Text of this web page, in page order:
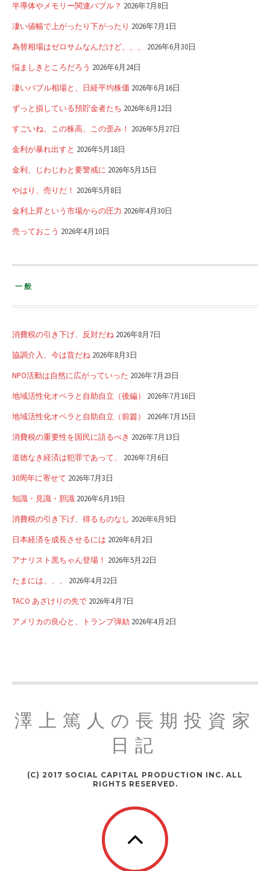
半導体やメモリー関連バブル？ 2026年7月8日
凄い値幅で上がったり下がったり 2026年7月1日
為替相場はゼロサムなんだけど、、、 2026年6月30日
悩ましきところだろう 2026年6月24日
凄いバブル相場と、日経平均株価 2026年6月16日
ずっと損している預貯金者たち 2026年6月12日
すごいね、この株高、この歪み！ 2026年5月27日
金利が暴れ出すと 2026年5月18日
金利、じわじわと要警戒に 2026年5月15日
やはり、売りだ！ 2026年5月8日
金利上昇という市場からの圧力 2026年4月30日
売っておこう 2026年4月10日
一般
消費税の引き下げ、反対だね 2026年8月7日
協調介入、今は昔だね 2026年8月3日
NPO活動は自然に広がっていった 2026年7月23日
地域活性化オペラと自助自立（後編） 2026年7月16日
地域活性化オペラと自助自立（前篇） 2026年7月15日
消費税の重要性を国民に語るべき 2026年7月13日
道徳なき経済は犯罪であって、 2026年7月6日
30周年に寄せて 2026年7月3日
知識・見識・胆識 2026年6月19日
消費税の引き下げ、得るものなし 2026年6月9日
日本経済を成長させるには 2026年6月2日
アナリスト黒ちゃん登場！ 2026年5月22日
たまには、、、 2026年4月22日
TACO あざけりの先で 2026年4月7日
アメリカの良心と、トランプ弾劾 2026年4月2日
澤上篤人の長期投資家
日記
(C) 2017 SOCIAL CAPITAL PRODUCTION INC. ALL
RIGHTS RESERVED.